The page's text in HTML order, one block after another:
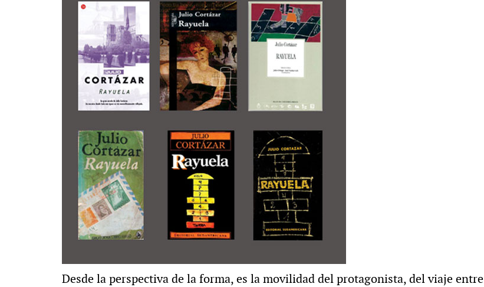
Desde la perspectiva de la forma, es la movilidad del protagonista, del viaje entre